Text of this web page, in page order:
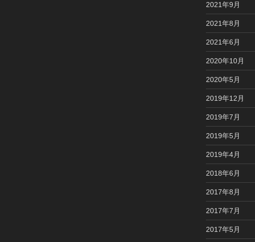
2021年9月
2021年8月
2021年6月
2020年10月
2020年5月
2019年12月
2019年7月
2019年5月
2019年4月
2018年6月
2017年8月
2017年7月
2017年5月